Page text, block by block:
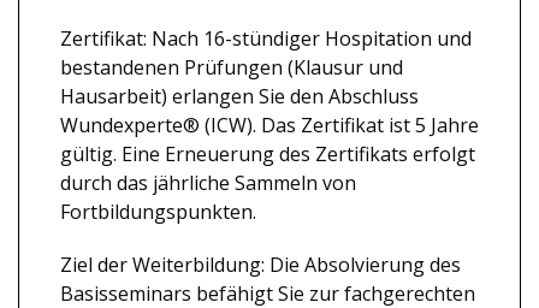
Zertifikat: Nach 16-stündiger Hospitation und
bestandenen Prüfungen (Klausur und
Hausarbeit) erlangen Sie den Abschluss
Wundexperte® (ICW). Das Zertifikat ist 5 Jahre
gültig. Eine Erneuerung des Zertifikats erfolgt
durch das jährliche Sammeln von
Fortbildungspunkten.
Ziel der Weiterbildung: Die Absolvierung des
Basisseminars befähigt Sie zur fachgerechten